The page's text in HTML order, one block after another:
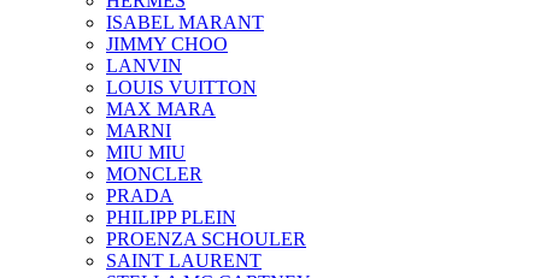
ISABEL MARANT
JIMMY CHOO
LANVIN
LOUIS VUITTON
MAX MARA
MARNI
MIU MIU
MONCLER
PRADA
PHILIPP PLEIN
PROENZA SCHOULER
SAINT LAURENT